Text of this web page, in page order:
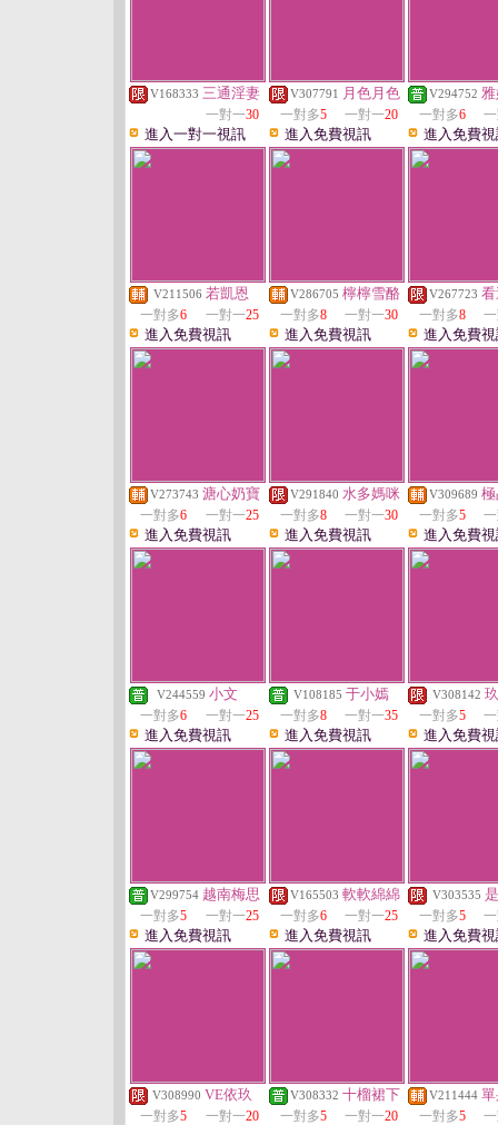
V168333 三通淫妻
一對一30
進入一對一視訊
V307791 月色月色
一對多5 一對一20
進入免費視訊
V294752
一對多6
進入免費
V211506 若凱恩
一對多6 一對一25
進入免費視訊
V286705 檸檸雪酪
一對多8 一對一30
進入免費視訊
V267723
一對多8
進入免費
V273743 溏心奶寶
一對多6 一對一25
進入免費視訊
V291840 水多媽咪
一對多8 一對一30
進入免費視訊
V309689
一對多5
進入免費
V244559 小文
一對多6 一對一25
進入免費視訊
V108185 于小嫣
一對多8 一對一35
進入免費視訊
V308142
一對多5
進入免費
V299754 越南梅思
一對多5 一對一25
進入免費視訊
V165503 軟軟綿綿
一對多6 一對一25
進入免費視訊
V303535
一對多5
進入免費
V308990 VE依玖
一對多5 一對一20
V308332 十榴裙下
一對多5 一對一20
V211444
一對多5